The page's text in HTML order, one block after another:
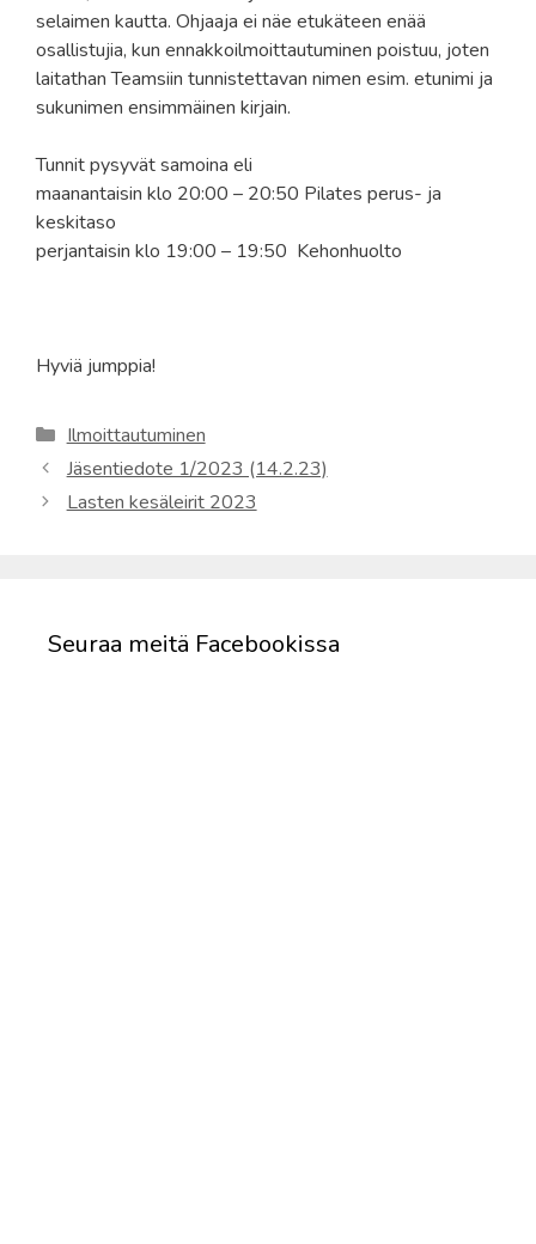
selaimen kautta. Ohjaaja ei näe etukäteen enää
osallistujia, kun ennakkoilmoittautuminen poistuu, joten
laitathan Teamsiin tunnistettavan nimen esim. etunimi ja
sukunimen ensimmäinen kirjain.
Tunnit pysyvät samoina eli
maanantaisin klo 20:00 – 20:50 Pilates perus- ja
keskitaso
perjantaisin klo 19:00 – 19:50 Kehonhuolto
Hyviä jumppia!
Kategoriat
Ilmoittautuminen
Jäsentiedote 1/2023 (14.2.23)
Lasten kesäleirit 2023
Seuraa meitä Facebookissa